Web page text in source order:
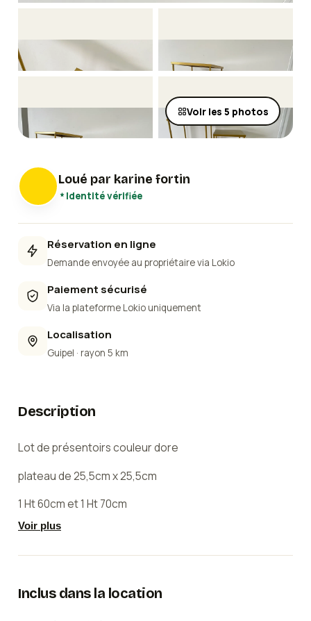
Voir les 5 photos
Loué par karine fortin
Identité vérifiée
Réservation en ligne
Demande envoyée au propriétaire via Lokio
Paiement sécurisé
Via la plateforme Lokio uniquement
Localisation
Guipel · rayon 5 km
Description
Lot de présentoirs couleur dore
plateau de 25,5cm x 25,5cm
1 Ht 60cm et 1 Ht 70cm
plateau de 28,5cm x 28,5cm
1 Ht 80cm
Lot de 3 présentoirs dorés : une solution élégante
Voir plus
Inclus dans la location